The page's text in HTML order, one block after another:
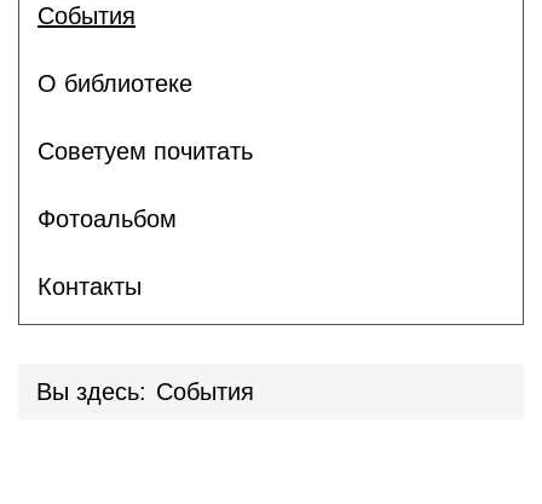
События
О библиотеке
Советуем почитать
Фотоальбом
Контакты
Вы здесь: События